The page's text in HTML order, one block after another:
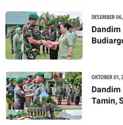
DESEMBER
Dandim
OKTOBER 01,
Dandim
Tamin,